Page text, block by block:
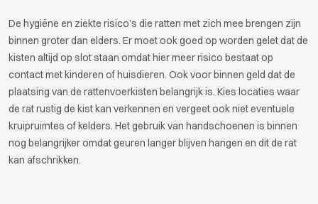
De hygiëne en ziekte risico’s die ratten met zich mee brengen zijn
binnen groter dan elders. Er moet ook goed op worden gelet dat de
kisten altijd op slot staan omdat hier meer risico bestaat op
contact met kinderen of huisdieren. Ook voor binnen geld dat de
plaatsing van de rattenvoerkisten belangrijk is. Kies locaties waar
de rat rustig de kist kan verkennen en vergeet ook niet eventuele
kruipruimtes of kelders. Het gebruik van handschoenen is binnen
nog belangrijker omdat geuren langer blijven hangen en dit de rat
kan afschrikken.